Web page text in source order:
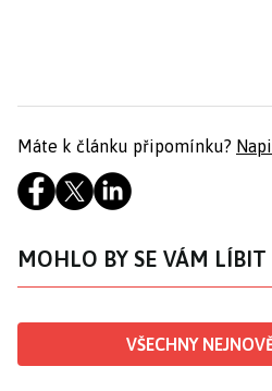
Máte k článku připomínku?
MOHLO BY SE VÁM LÍBIT
VŠECHNY